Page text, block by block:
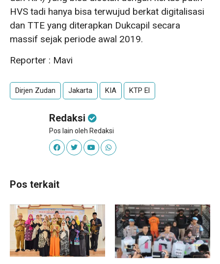
HVS tadi hanya bisa terwujud berkat digitalisasi
dan TTE yang diterapkan Dukcapil secara
massif sejak periode awal 2019.
Reporter : Mavi
Dirjen Zudan Jakarta KIA KTP El
Redaksi
Pos lain oleh Redaksi
Pos terkait